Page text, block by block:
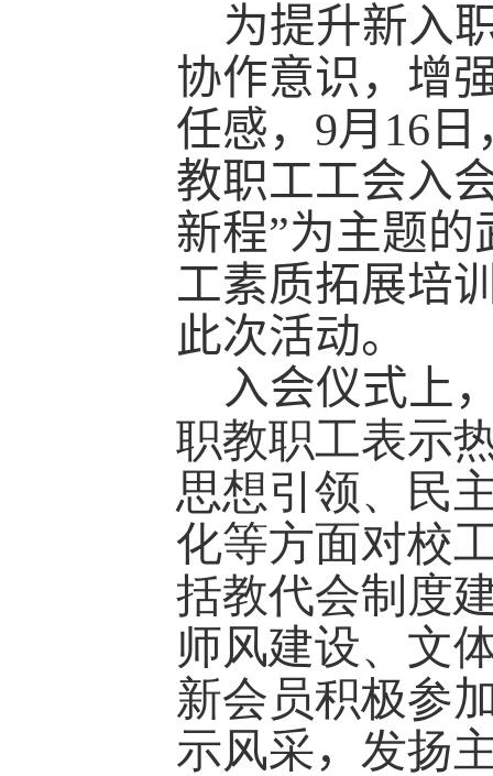
为提升新入
协作意识，增
任感，9月16
教职工工会入
新程”为主题
工素质拓展培
此次活动。
入会仪式上
职教职工表示
思想引领、民
化等方面对校
括教代会制度
师风建设、文
新会员积极参
示风采， 发扬